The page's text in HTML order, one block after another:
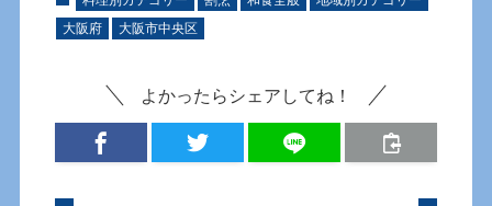
大阪府
大阪市中央区
よかったらシェアしてね！